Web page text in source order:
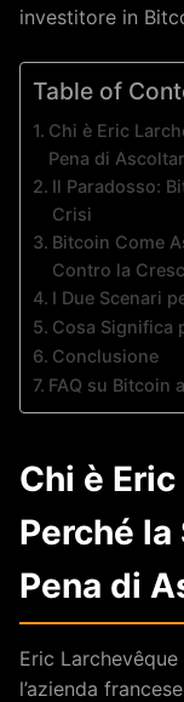
investitore in
Table of
Chi è Eric
Pena di
Il Paradosso:
Crisi
Bitcoin Come
Contro la
I Due Scenari
Cosa Significa
Conclusione
FAQ su Bitcoin
Chi è
Perché la
Pena di
Eric
l’azienda